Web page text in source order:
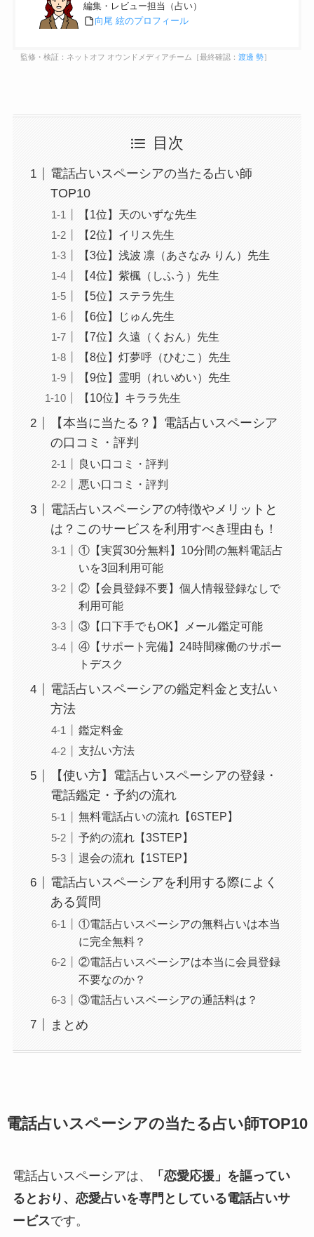
編集・レビュー担当（占い）
向尾 絃のプロフィール
監修・検証：ネットオフ オウンドメディアチーム［最終確認： 渡邊 勢］
目次
電話占いスペーシアの当たる占い師
TOP10
【1位】天のいずな先生
【2位】イリス先生
【3位】浅波 凛（あさなみ りん）先生
【4位】紫楓（しふう）先生
【5位】ステラ先生
【6位】じゅん先生
【7位】久遠（くおん）先生
【8位】灯夢呼（ひむこ）先生
【9位】霊明（れいめい）先生
【10位】キララ先生
【本当に当たる？】電話占いスペーシア
の口コミ・評判
良い口コミ・評判
悪い口コミ・評判
電話占いスペーシアの特徴やメリットと
は？このサービスを利用すべき理由も！
①【実質30分無料】10分間の無料電話占
いを3回利用可能
②【会員登録不要】個人情報登録なしで
利用可能
③【口下手でもOK】メール鑑定可能
④【サポート完備】24時間稼働のサポー
トデスク
電話占いスペーシアの鑑定料金と支払い
方法
鑑定料金
支払い方法
【使い方】電話占いスペーシアの登録・
電話鑑定・予約の流れ
無料電話占いの流れ【6STEP】
予約の流れ【3STEP】
退会の流れ【1STEP】
電話占いスペーシアを利用する際によく
ある質問
①電話占いスペーシアの無料占いは本当
に完全無料？
②電話占いスペーシアは本当に会員登録
不要なのか？
③電話占いスペーシアの通話料は？
まとめ
電話占いスペーシアの当たる占い師TOP10
電話占いスペーシアは、
「恋愛応援」を謳ってい
るとおり、恋愛占いを専門としている電話占いサ
ービスです。